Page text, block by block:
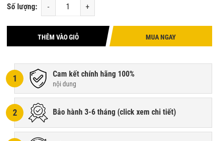
Số lượng: - +
THÊM VÀO GIỎ MUA NGAY
1 Cam kết chính hãng 100%
nội dung
2 Bảo hành 3-6 tháng (click xem chi tiết)